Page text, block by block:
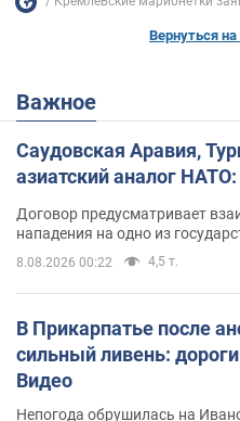
Вернуться
Важное
Саудовская Аравия,
азиатский аналог НАТО:
Договор предусматривает
нападения на одно из
8.08.2026 00:22 4,5 т.
В Прикарпатье после
сильный ливень:
Видео
Непогода обрушилась на